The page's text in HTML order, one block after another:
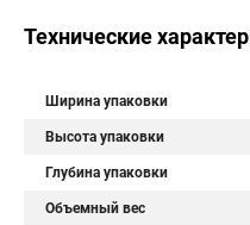
Технические
Ширина упаковки
Высота упаковки
Глубина упаковки
Объемный вес